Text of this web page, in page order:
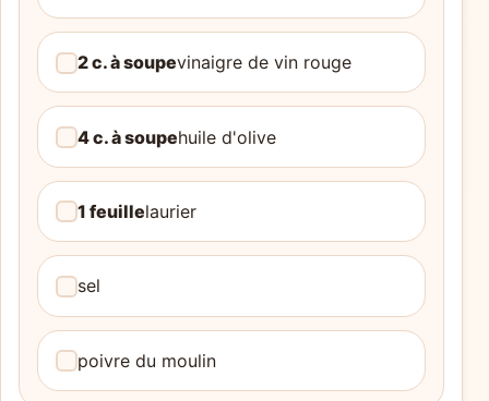
2 c. à soupevinaigre de vin rouge
4 c. à soupehuile d'olive
1 feuillelaurier
sel
poivre du moulin